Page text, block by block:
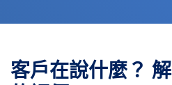
客戶在說什麼？